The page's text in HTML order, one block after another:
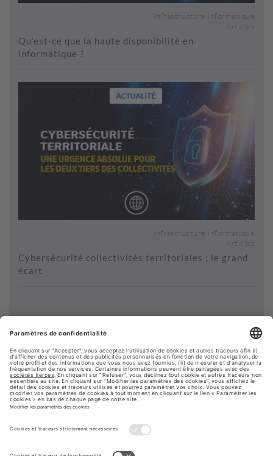
Infrastructure informatique
Articles
Qu’est-ce que la haute disponibilité en
informatique ?
Infrastructure informatique
Articles
Cybersécurité collectivités territoriales : le grand
écart
Voir plus de contenus...